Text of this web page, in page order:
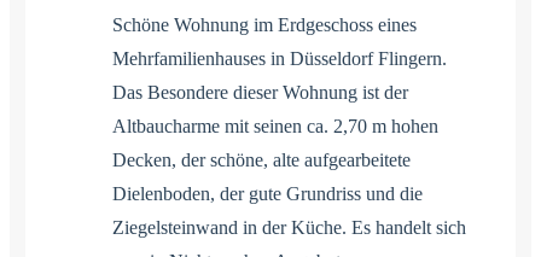
Schöne Wohnung im Erdgeschoss eines
Mehrfamilienhauses in Düsseldorf Flingern.
Das Besondere dieser Wohnung ist der
Altbaucharme mit seinen ca. 2,70 m hohen
Decken, der schöne, alte aufgearbeitete
Dielenboden, der gute Grundriss und die
Ziegelsteinwand in der Küche. Es handelt sich